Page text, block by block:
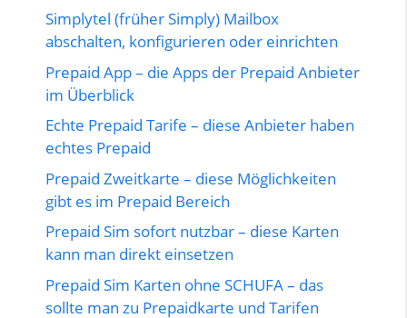
Simplytel (früher Simply) Mailbox
abschalten, konfigurieren oder einrichten
Prepaid App – die Apps der Prepaid Anbieter
im Überblick
Echte Prepaid Tarife – diese Anbieter haben
echtes Prepaid
Prepaid Zweitkarte – diese Möglichkeiten
gibt es im Prepaid Bereich
Prepaid Sim sofort nutzbar – diese Karten
kann man direkt einsetzen
Prepaid Sim Karten ohne SCHUFA – das
sollte man zu Prepaidkarte und Tarifen